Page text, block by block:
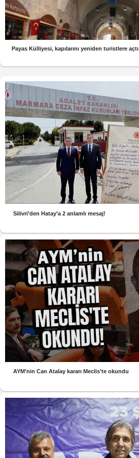
Payas Külliyesi, kapılarını yeniden turistlere açtı
Silivri’den Hatay’a 2 anlamlı mesaj!
AYM’nin Can Atalay kararı Meclis’te okundu